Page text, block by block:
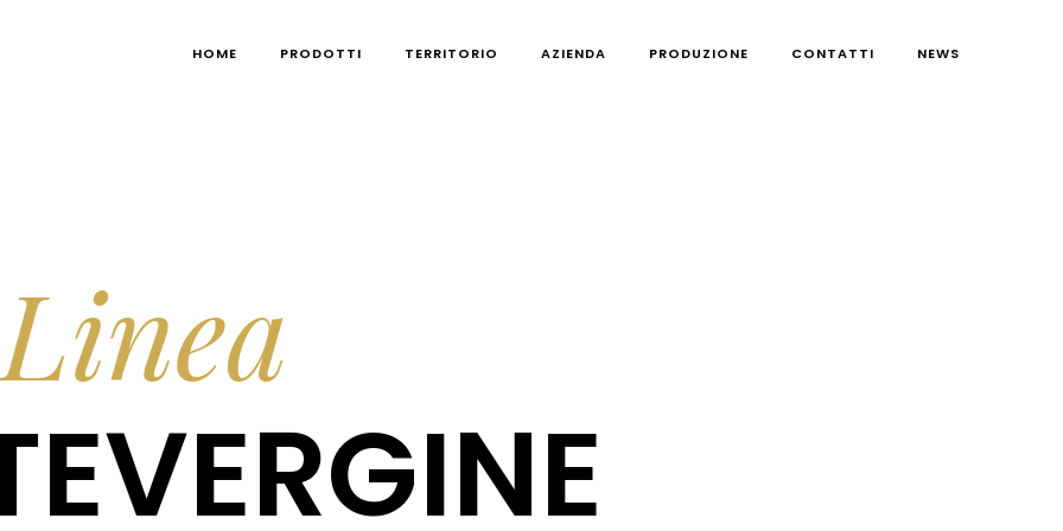
HOME PRODOTTI TERRITORIO AZIENDA PRODUZIONE CONTATTI NEWS
Linea